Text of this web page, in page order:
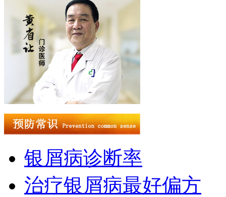
银屑病诊断率
治疗银屑病最好偏方